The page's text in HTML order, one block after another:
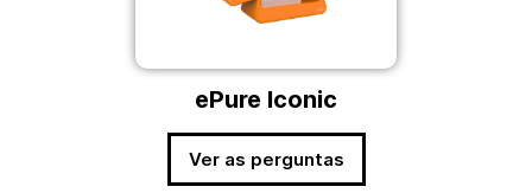
ePure Iconic
Ver as perguntas